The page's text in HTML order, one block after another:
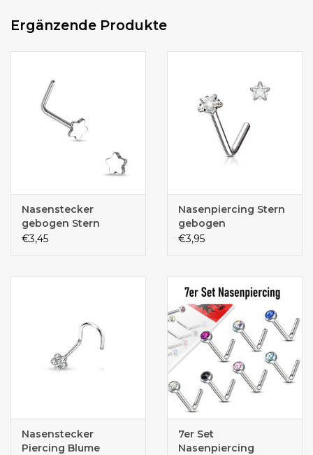
Ergänzende Produkte
Nasenstecker
gebogen Stern
€3,45
Nasenpiercing Stern
gebogen
€3,95
Nasenstecker
Piercing Blume
7er Set
Nasenpiercing